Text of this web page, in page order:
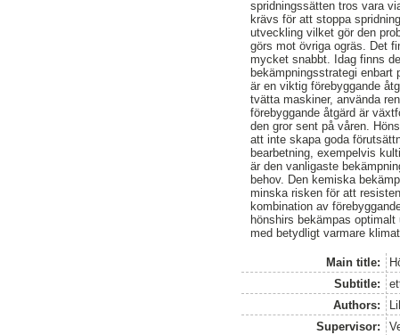
spridningssätten tros vara
krävs för att stoppa
utveckling vilket gör den
görs mot övriga ogräs. Det
mycket snabbt. Idag finns
bekämpningsstrategi enbart
är en viktig förebyggande
tvätta maskiner, använda
förebyggande åtgärd är
den gror sent på våren.
att inte skapa goda
bearbetning, exempelvis
är den vanligaste
behov. Den kemiska
minska risken för att
kombination av
hönshirs bekämpas
med betydligt varmare
Main title:
Subtitle:
Authors:
Supervisor: